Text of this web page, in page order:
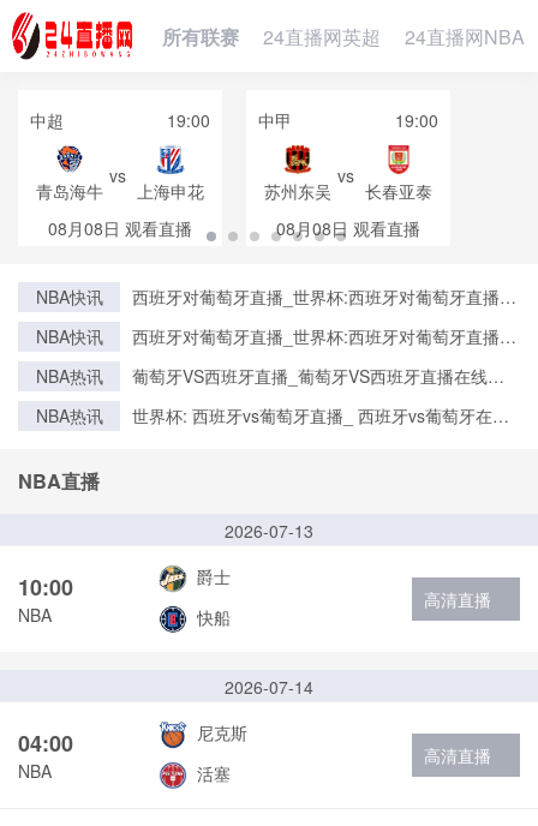
所有联赛 24直播网英超 24直播网NBA
中超 19:00
青岛海牛
vs
上海申花
08月08日 观看直播
中甲 19:00
苏州东吴
vs
长春亚泰
08月08日 观看直播
NBA快讯
西班牙对葡萄牙直播_世界杯:西班牙对葡萄牙直播免
清无插件
NBA快讯
西班牙对葡萄牙直播_世界杯:西班牙对葡萄牙直播免
清无插件
NBA热讯
葡萄牙VS西班牙直播_葡萄牙VS西班牙直播在线观
NBA热讯
世界杯: 西班牙vs葡萄牙直播_ 西班牙vs葡萄牙在线
NBA直播
2026-07-13
10:00
NBA
爵士
快船
高清直播
2026-07-14
04:00
NBA
尼克斯
活塞
高清直播